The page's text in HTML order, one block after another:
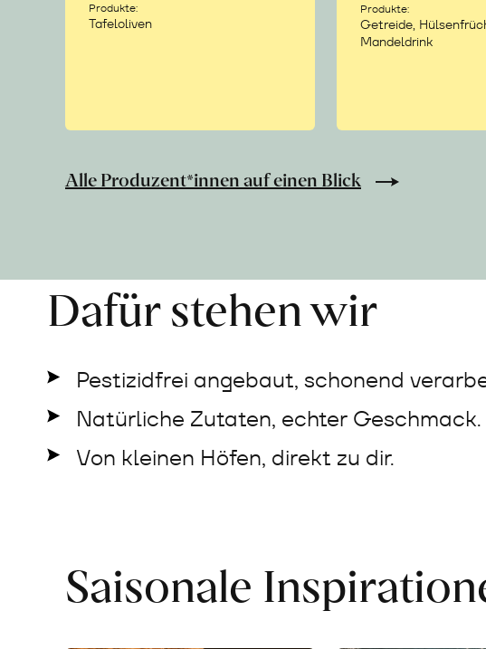
Produkte:
Tafeloliven
Produkte:
Getreide,
Mandeldrink
Alle Produzent*innen auf einen Blick
Dafür stehen wir
Pestizidfrei angebaut, schonend
Natürliche Zutaten, echter Geschmack.
Von kleinen Höfen, direkt zu dir.
Saisonale